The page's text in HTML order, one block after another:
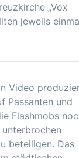
„Vox
jeweils
Video
Passanten und
Flashmobs
beteiligen. Das